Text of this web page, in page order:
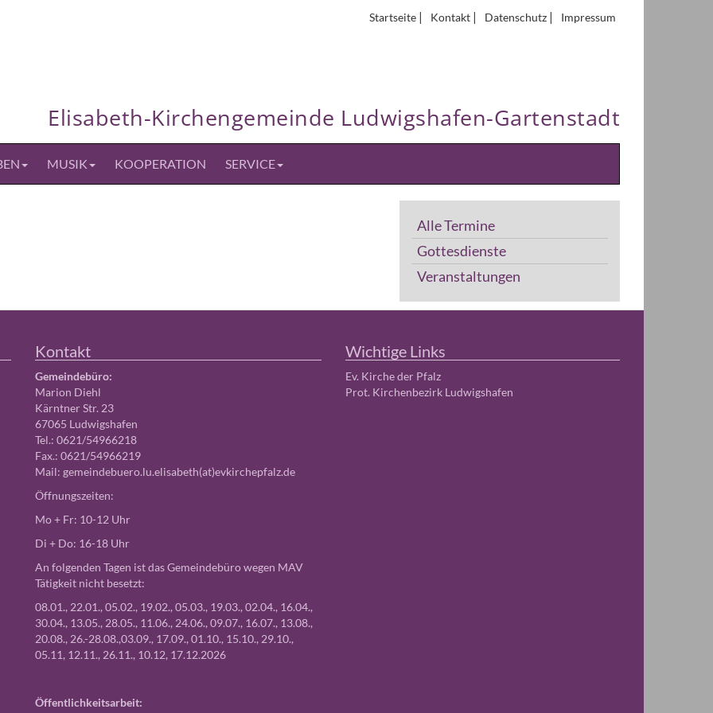
Startseite | Kontakt | Datenschutz | Impressum
Elisabeth-Kirchengemeinde Ludwigshafen-Gartenstadt
MUSIK KOOPERATION SERVICE
Alle Termine
Gottesdienste
Veranstaltungen
Kontakt
Gemeindebüro:
Marion Diehl
Kärntner Str. 23
67065 Ludwigshafen
Tel.: 0621/54966218
Fax.: 0621/54966219
Mail: gemeindebuero.lu.elisabeth(at)evkirchepfalz.de
Öffnungszeiten:
Mo + Fr: 10-12 Uhr
Di + Do: 16-18 Uhr
An folgenden Tagen ist das Gemeindebüro wegen MAV
Tätigkeit nicht besetzt:
08.01., 22.01., 05.02., 19.02., 05.03., 19.03., 02.04., 16.04.,
30.04., 13.05., 28.05., 11.06., 24.06., 09.07., 16.07., 13.08.,
20.08., 26.-28.08.,03.09., 17.09., 01.10., 15.10., 29.10.,
05.11, 12.11., 26.11., 10.12, 17.12.2026
Öffentlichkeitsarbeit:
Wichtige Links
Ev. Kirche der Pfalz
Prot. Kirchenbezirk Ludwigshafen